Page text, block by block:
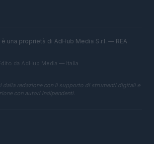
una proprietà di AdHub Media S.r.l. — REA
da AdHub Media — Italia
dalla redazione con il supporto di strumenti digitali e
con autori indipendenti.